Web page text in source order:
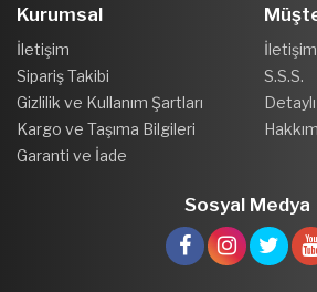
Kurumsal
İletişim
Sipariş Takibi
Gizlilik ve Kullanım Şartları
Kargo ve Taşıma Bilgileri
Garanti ve İade
İletişim
S.S.S.
Sosyal Medya